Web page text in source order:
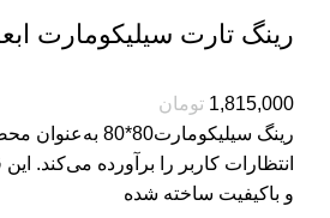
رینگ تارت سیلیکومارت ابعاد 8*8
1,815,000 تومان
رینگ
انتظارات کاربر را برآورده می‌کند.
و باکیفیت ساخته شده